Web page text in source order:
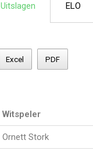
Uitslagen ELO
Excel PDF
Witspeler
Ornett Stork